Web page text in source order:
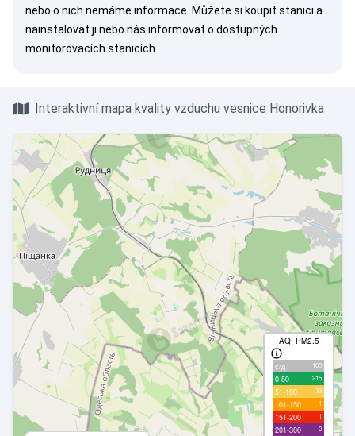
nebo o nich nemáme informace. Můžete si koupit stanici a
nainstalovat ji nebo nás informovat o dostupných
monitorovacích stanicích.
Interaktivní mapa kvality vzduchu vesnice Honorivka
AQI PM2.5
с/д 100
0-50 215
51-100 33
101-150 1
151-200 1
201-300 0